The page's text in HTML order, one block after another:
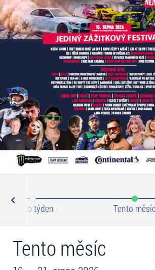
Tento týden Tento
Tento měsíc